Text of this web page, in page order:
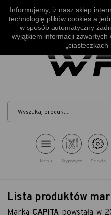
Bezpłatna
+48
Menu Wypożycz Serwis
Lista produktów
Marka CAPITApowstała w
Informujemy, iż nasz sklep
technologię plików cookies a
w sposób automatyczny
wyjątkiem informacji zawartych